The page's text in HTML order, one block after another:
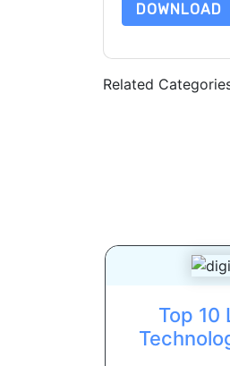
DOWNLOAD
Related
Top 10